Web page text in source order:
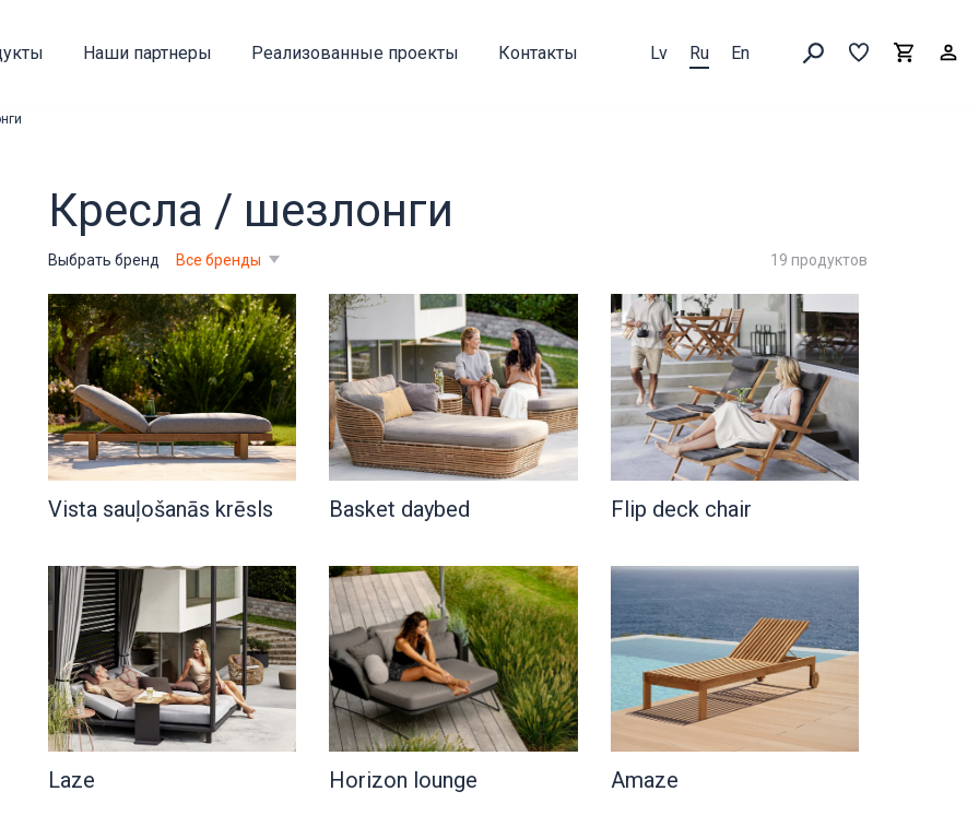
Наши партнеры Реализованные проекты Контакты Lv Ru En Искать товары
Выборка
Кресла / шезлонги
Выбрать бренд Все бренды 19 продуктов
Vista sauļošanās krēsls Basket daybed Flip deck chair
Laze Horizon lounge Amaze